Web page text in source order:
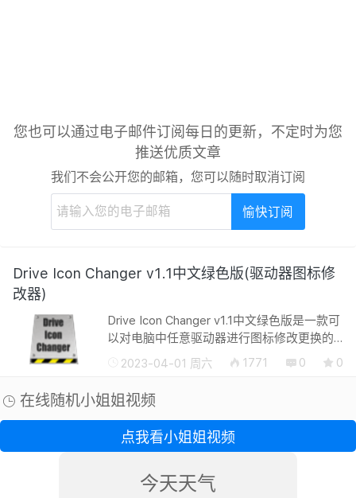
您也可以通过电子邮件订阅每日的更新，不定时为您
推送优质文章
我们不会公开您的邮箱，您可以随时取消订阅
Drive Icon Changer v1.1中文绿色版(驱动器图标修
改器)
Drive Icon Changer v1.1中文绿色版是一款可
以对电脑中任意驱动器进行图标修改更换的
工具，用户可以使用这款软件来对驱动器图
标进行修改，软件内拥有非常丰富的功能，
操作非常简单，是一款非常不错的软...
2023-04-01 周六 1771 0 0
在线随机小姐姐视频
点我看小姐姐视频
今天天气